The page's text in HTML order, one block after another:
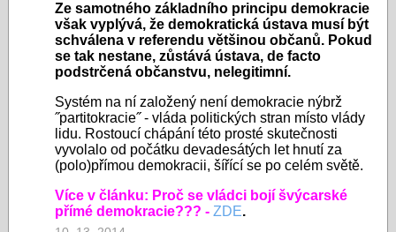
Ze samotného základního principu demokracie
však vyplývá, že demokratická ústava musí být
schválena v referendu většinou občanů. Pokud
se tak nestane, zůstává ústava, de facto
podstrčená občanstvu, nelegitimní.
Systém na ní založený není demokracie nýbrž
˝partitokracie˝ - vláda politických stran místo vlády
lidu. Rostoucí chápání této prosté skutečnosti
vyvolalo od počátku devadesátých let hnutí za
(polo)přímou demokracii, šířící se po celém světě.
Více v článku: Proč se vládci bojí švýcarské
přímé demokracie??? - ZDE.